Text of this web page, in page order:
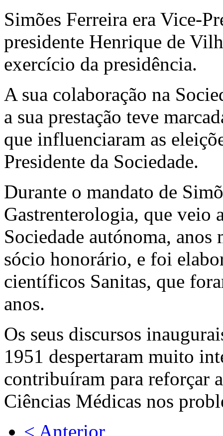
Simões Ferreira era Vice-
presidente Henrique de
exercício da presidência.
A sua colaboração na
a sua prestação teve
que influenciaram as
Presidente da Sociedade.
Durante o mandato de
Gastrenterologia, que veio
Sociedade autónoma,
sócio honorário, e foi
científicos Sanitas, que
anos.
Os seus discursos
1951 despertaram muito
contribuíram para reforçar
Ciências Médicas nos
< Anterior